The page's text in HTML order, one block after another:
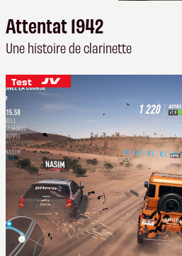
Attentat 1942
Une histoire de clarinette
Test